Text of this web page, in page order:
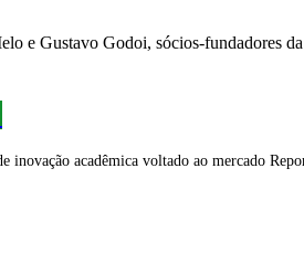
inovação acadêmica voltado ao mercado